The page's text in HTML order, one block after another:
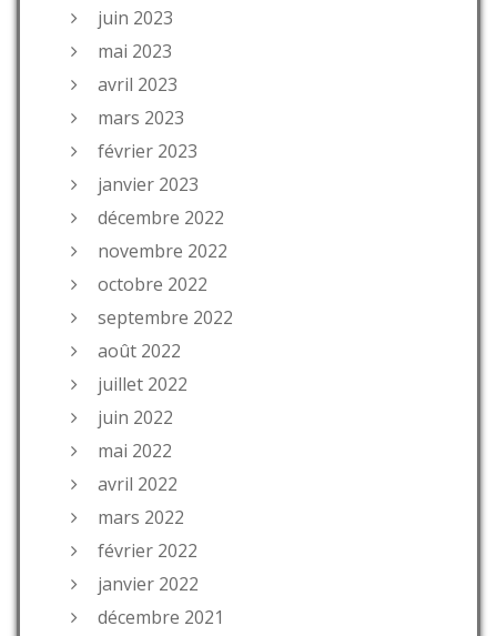
juin 2023
mai 2023
avril 2023
mars 2023
février 2023
janvier 2023
décembre 2022
novembre 2022
octobre 2022
septembre 2022
août 2022
juillet 2022
juin 2022
mai 2022
avril 2022
mars 2022
février 2022
janvier 2022
décembre 2021